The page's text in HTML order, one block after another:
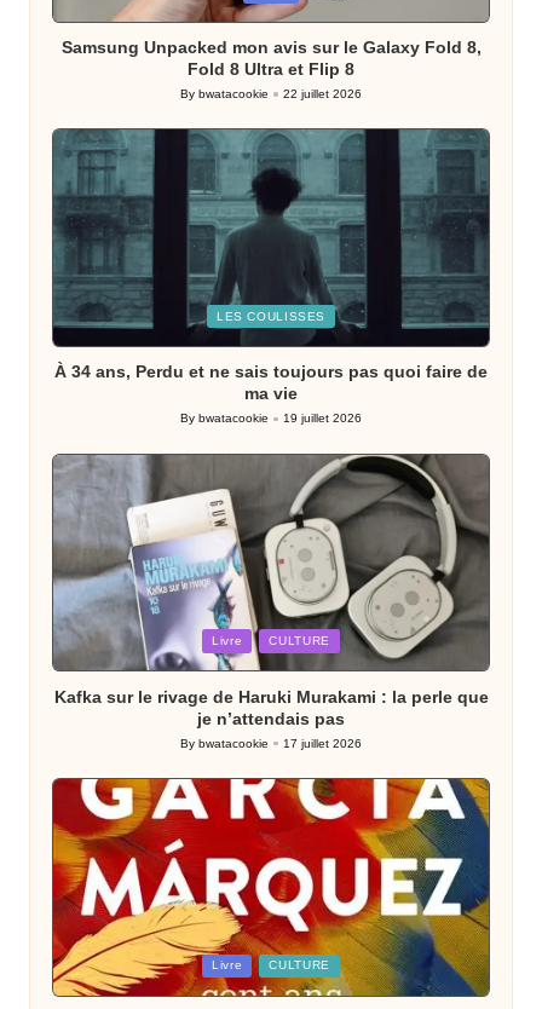
Samsung Unpacked mon avis sur le Galaxy Fold 8,
Fold 8 Ultra et Flip 8
Posted
By bwatacookie 22 juillet 2026
LES COULISSES
À 34 ans, Perdu et ne sais toujours pas quoi faire de
ma vie
Posted
By bwatacookie 19 juillet 2026
Posted
Livre CULTURE
Kafka sur le rivage de Haruki Murakami : la perle que
je n’attendais pas
Posted
By bwatacookie 17 juillet 2026
Posted
in
Livre CULTURE